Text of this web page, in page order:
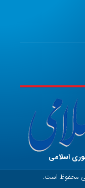
اسلامی
محفوظ است.